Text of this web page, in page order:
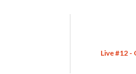
Live #12 -